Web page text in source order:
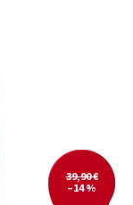
39,90 €
–14 %